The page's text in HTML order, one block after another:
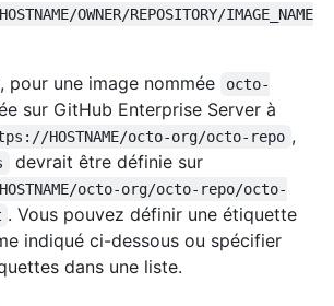
OWNER/REPOSITORY/IMAGE_NAME
pour une image nommée
octo-
sur GitHub Enterprise Server à
HOSTNAME/octo-org/octo-repo ,
devrait être définie sur
octo-org/octo-repo/octo-
. Vous pouvez définir une étiquette
indiqué ci-dessous ou spécifier
dans une liste.